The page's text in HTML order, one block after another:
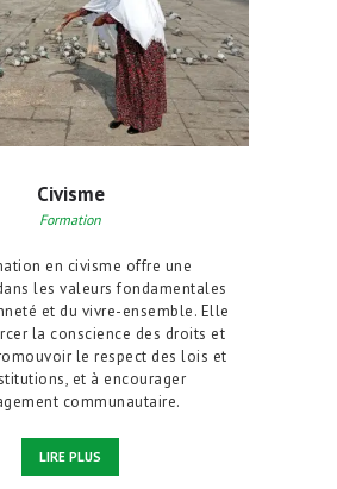
Civisme
Formation
en civisme offre une
les valeurs fondamentales
et du vivre-ensemble. Elle
la conscience des droits et
le respect des lois et
et à encourager
communautaire.
LIRE PLUS